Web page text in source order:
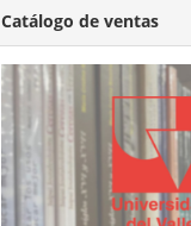
Catálogo de ventas